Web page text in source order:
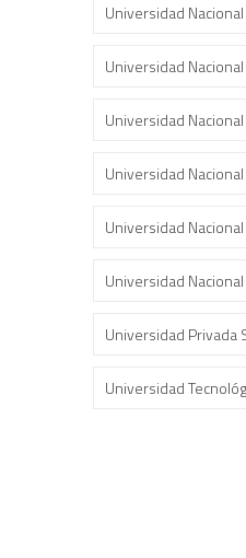
Universidad
Universidad
Universidad
Universidad
Universidad
Universidad
Universidad Privada
Universidad